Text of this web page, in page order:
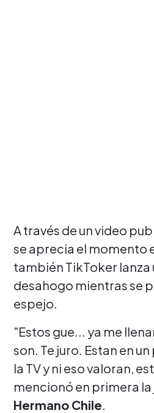
A través de un video
se aprecia el momento
también TikToker lanza
desahogo mientras se
espejo.
"Estos gue... ya me
son. Te juro. Estan en
la TV y ni eso valoran,
mencionó en primera
Hermano Chile.